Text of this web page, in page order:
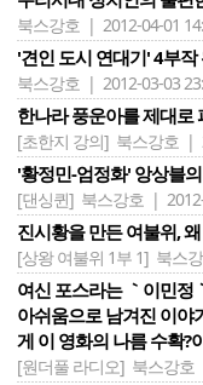
북스강호 | 2012-04-01
'견인 도시 연대기' 4부
북스강호 | 2012-03-03
한나라 풍운아를 제대로
[초한지 강의] 북스강호 |
'황정민-엄정화' 앙상블
[댄싱퀸] 북스강호 |
진시황을 만든 여불위,
[상왕 여불위 1부 1] 북스
여신 포스라는 ｀이민정
아쉬움으로 남겨진 이야
게 이 영화의 나름 수확?
[원더풀 라디오] 북스강호